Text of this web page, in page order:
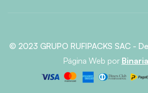
© 2023 GRUPO RUFIPACKS SAC -
Página Web por